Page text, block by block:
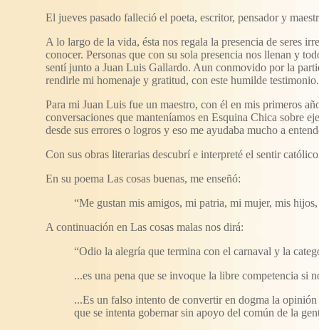
El jueves pasado falleció el poeta, escritor, pensador y
A lo largo de la vida, ésta nos regala la presencia de seres
conocer. Personas que con su sola presencia nos llenan y
sentí junto a Juan Luis Gallardo. Aun conmovido por la
rendirle mi homenaje y gratitud, con este humilde testimonio.
Para mi Juan Luis fue un maestro, con él en mis primeros
conversaciones que manteníamos en Esquina Chica sobre
desde sus errores o logros y eso me ayudaba mucho a
Con sus obras literarias descubrí e interpreté el sentir
En su poema Las cosas buenas, me enseñó:
“Me gustan mis amigos, mi patria, mi mujer, mis
A continuación en Las cosas malas nos dirá:
“Odio la alegría que termina con el carnaval y la
...es una pena que se invoque la libre competencia si
...Es un falso intento de convertir en dogma la
que se intenta gobernar sin apoyo del común de la